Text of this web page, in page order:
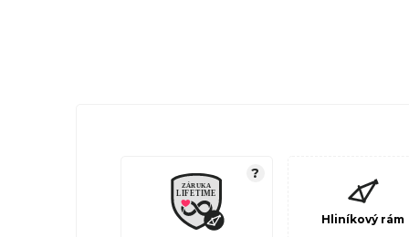
?
Hliníkový rám